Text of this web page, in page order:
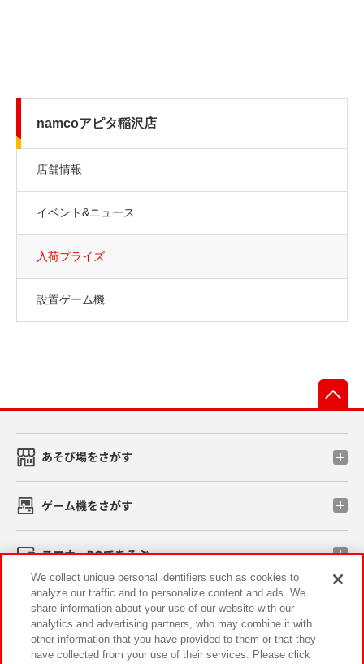
namcoアピタ稲沢店
店舗情報
イベント&ニュース
入荷プライズ
設置ゲーム機
あそび場をさがす
ゲーム機をさがす
スマホ・PCであそぶ
イベント・キャンペーン
We collect unique personal identifiers such as cookies to
analyze our traffic and to personalize content and ads. We
share information about your use of our website with our
analytics and advertising partners, who may combine it with
other information that you have provided to them or that they
have collected from your use of their services. Please click